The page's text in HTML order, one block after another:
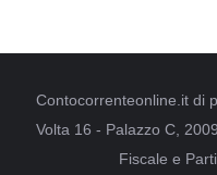
Contocorrenteonline.it di
Volta 16 - Palazzo C,
Fiscale e